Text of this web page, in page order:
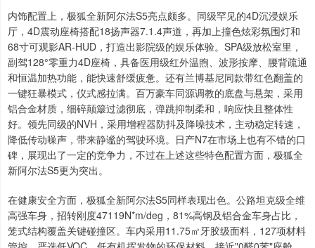
内饰配置上，极狐全新阿尔法S5亮点颇多。同级罕见的4D沉浸娱乐
厅，4D震动座椅搭配18扬声器7.1.4声道，再加上撞色炫彩氛围灯和
68寸可观影AR-HUD，打造出影院级的娱乐体验。SPA级放松室里，
副驾128°零重力4D座椅，具备医用级红外温煦、波形按摩、腰背疏通
和恒温加热功能，能快速舒缓疲惫。还有兰博基尼同款带红色翻盖的
一键狂暴模式，仪式感拉满。百万豪车同源调教的底盘与悬架，采用
铝合金材质，细碎颠簸过滤彻底，弹跳抑制柔和，响应快且整体性
好。领先同级的NVH，采用增程器防抖及降噪技术，主动稳定转速，
降低传动噪声，带来静谧的驾驶环境。日产N7在市场上也有不错的口
碑，展现出了一定的竞争力，不过在上述这些特色配置方面，极狐全
新阿尔法S5更为突出。
在健康安全方面，极狐全新阿尔法S5同样表现出色。公路坦克级全维
高强车身，招转刚度47119N*m/deg，81%高钢及铝合金车身占比，
笼式结构覆盖关键碰撞区。车内采用11.75㎡牙胶级面料，127项材料